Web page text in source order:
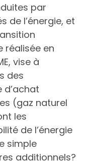
par
de l’énergie, et
réalisée en
vise à
des
(gaz naturel
les
de l’énergie
simple
additionnels?